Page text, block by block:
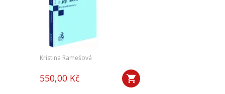
Kristina Ramešová
550,00 Kč